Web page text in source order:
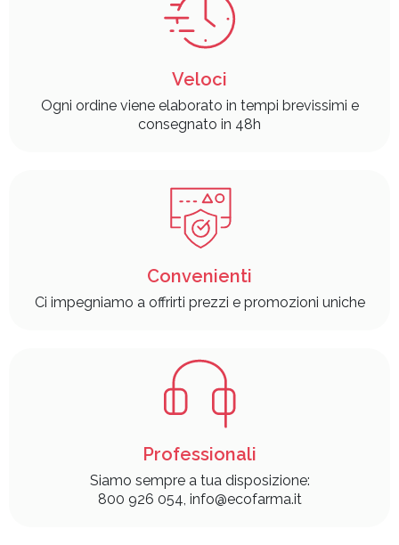
Veloci
Ogni ordine viene elaborato in tempi brevissimi e
consegnato in 48h
Convenienti
Ci impegniamo a offrirti prezzi e promozioni uniche
Professionali
Siamo sempre a tua disposizione:
800 926 054, info@ecofarma.it